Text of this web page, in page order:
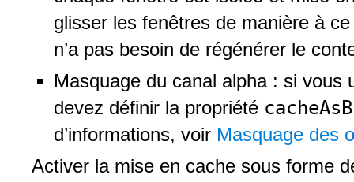
glisser les fenêtres de manière à
n’a pas besoin de régénérer le
Masquage du canal alpha : si vous
devez définir la propriété
d’informations, voir Masquage des
Activer la mise en cache sous forme